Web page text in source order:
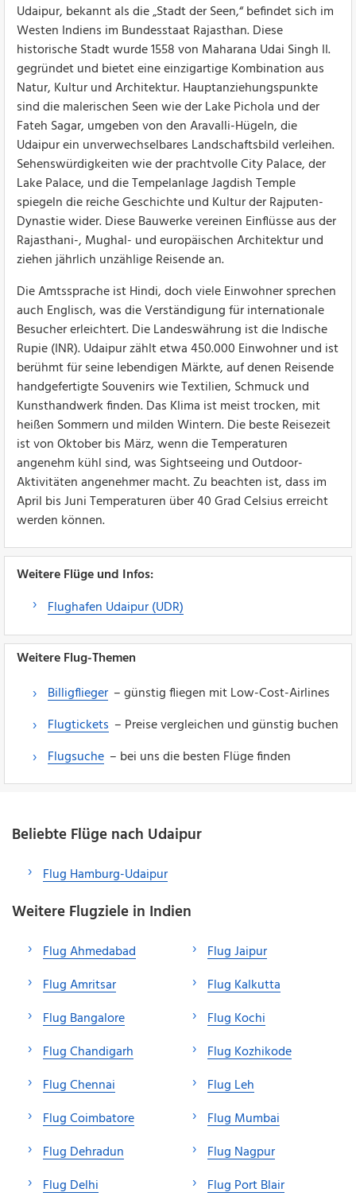
Udaipur, bekannt als die „Stadt der Seen,“ befindet sich im
Westen Indiens im Bundesstaat Rajasthan. Diese
historische Stadt wurde 1558 von Maharana Udai Singh II.
gegründet und bietet eine einzigartige Kombination aus
Natur, Kultur und Architektur. Hauptanziehungspunkte
sind die malerischen Seen wie der Lake Pichola und der
Fateh Sagar, umgeben von den Aravalli-Hügeln, die
Udaipur ein unverwechselbares Landschaftsbild verleihen.
Sehenswürdigkeiten wie der prachtvolle City Palace, der
Lake Palace, und die Tempelanlage Jagdish Temple
spiegeln die reiche Geschichte und Kultur der Rajputen-
Dynastie wider. Diese Bauwerke vereinen Einflüsse aus der
Rajasthani-, Mughal- und europäischen Architektur und
ziehen jährlich unzählige Reisende an.
Die Amtssprache ist Hindi, doch viele Einwohner sprechen
auch Englisch, was die Verständigung für internationale
Besucher erleichtert. Die Landeswährung ist die Indische
Rupie (INR). Udaipur zählt etwa 450.000 Einwohner und ist
berühmt für seine lebendigen Märkte, auf denen Reisende
handgefertigte Souvenirs wie Textilien, Schmuck und
Kunsthandwerk finden. Das Klima ist meist trocken, mit
heißen Sommern und milden Wintern. Die beste Reisezeit
ist von Oktober bis März, wenn die Temperaturen
angenehm kühl sind, was Sightseeing und Outdoor-
Aktivitäten angenehmer macht. Zu beachten ist, dass im
April bis Juni Temperaturen über 40 Grad Celsius erreicht
werden können.
Weitere Flüge und Infos:
Flughafen Udaipur (UDR)
Weitere Flug-Themen
Billigflieger – günstig fliegen mit Low-Cost-Airlines
Flugtickets – Preise vergleichen und günstig buchen
Flugsuche – bei uns die besten Flüge finden
Beliebte Flüge nach Udaipur
Flug Hamburg-Udaipur
Weitere Flugziele in Indien
Flug Ahmedabad
Flug Amritsar
Flug Bangalore
Flug Chandigarh
Flug Chennai
Flug Coimbatore
Flug Dehradun
Flug Delhi
Flug Jaipur
Flug Kalkutta
Flug Kochi
Flug Kozhikode
Flug Leh
Flug Mumbai
Flug Nagpur
Flug Port Blair